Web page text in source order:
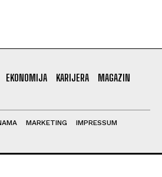
EKONOMIJA KARIJERA
MAGAZIN
MARKETING
IMPRESSUM